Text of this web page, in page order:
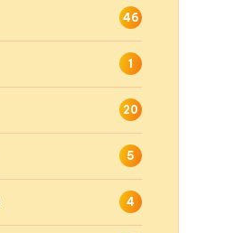
46
1
20
5
4